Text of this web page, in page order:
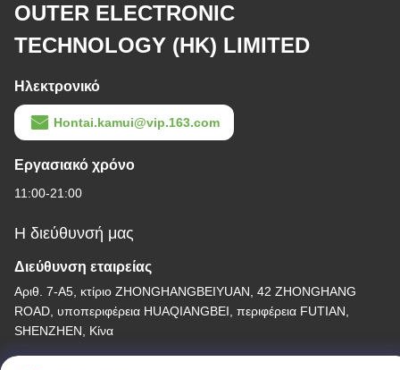
OUTER ELECTRONIC
TECHNOLOGY (HK) LIMITED
Ηλεκτρονικό
Hontai.kamui@vip.163.com
Εργασιακό χρόνο
11:00-21:00
Η διεύθυνσή μας
Διεύθυνση εταιρείας
Αριθ. 7-Α5, κτίριο ZHONGHANGBEIYUAN, 42 ZHONGHANG
ROAD, υποπεριφέρεια HUAQIANGBEI, περιφέρεια FUTIAN,
SHENZHEN, Κίνα